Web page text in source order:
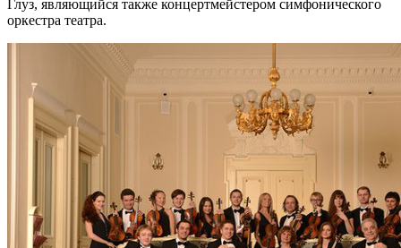
Глуз, являющийся также концертмейстером симфонического
оркестра театра.